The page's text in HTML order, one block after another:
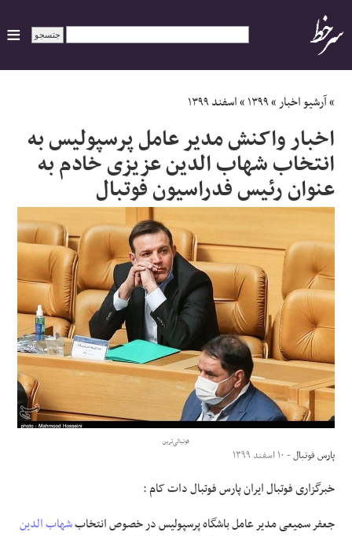
ایران
سیاسی
اقتصاد
جهان
اجتماعی
حوادث
علوم و فن آوری
فرهنگی و هنری
»آرشیو اخبار»۱۳۹۹»اسفند ۱۳۹۹
اخبار واکنش مدیر عامل پرسپولیس به
انتخاب شهاب الدین عزیزی خادم به
عنوان رئیس فدراسیون فوتبال
فوتبالی‌ترین
پارس فوتبال- ۱۰ اسفند ۱۳۹۹
خبرگزاری فوتبال ایران پارس فوتبال دات کام :
جعفر سمیعی مدیر عامل باشگاه پرسپولیس در خصوص انتخابشهاب الدین